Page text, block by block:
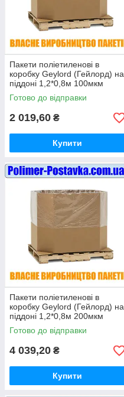
Пакети поліетиленові в
коробку Geylord (Гейлорд) на
піддоні 1,2*0,8м 100мкм
висотою 1 метр (ВТОРИННІ)
10шт
Готово до відправки
2 019,60 ₴
Купити
Пакети поліетиленові в
коробку Geylord (Гейлорд) на
піддоні 1,2*0,8м 200мкм
висотою 1 метр (ВТОРИННІ)
10шт
Готово до відправки
4 039,20 ₴
Купити